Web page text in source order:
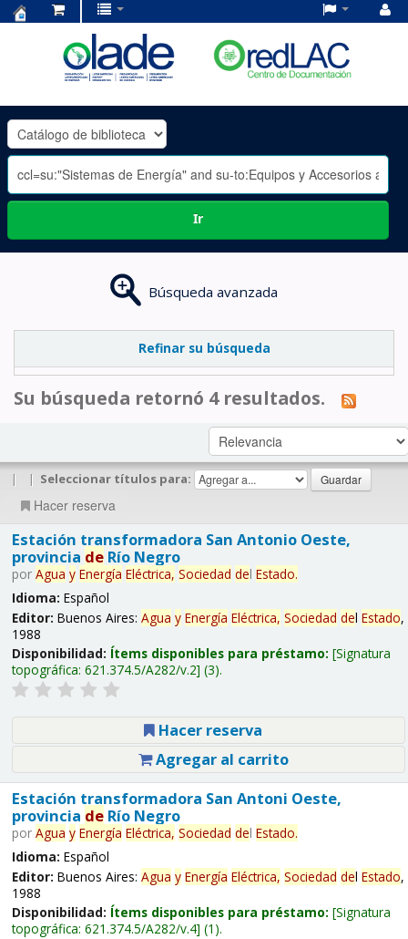
OLADE
-
Ir
Búsqueda avanzada
Refinar su búsqueda
Su búsqueda retornó 4 resultados.
| | Seleccionar títulos para:
Hacer reserva
Estación transformadora San Antonio Oeste,
provincia deRío Negro
por Agua y Energía Eléctrica, Sociedad del Estado.
Idioma: Español
Editor: Buenos Aires: Agua y Energía Eléctrica, Sociedad del Estado,
1988
Disponibilidad: Ítems disponibles para préstamo: Signatura
topográfica: 621.374.5/A282/v.2 (3).
Hacer reserva
Agregar al carrito
Estación transformadora San Antoni Oeste,
provincia deRío Negro
por Agua y Energía Eléctrica, Sociedad del Estado.
Idioma: Español
Editor: Buenos Aires: Agua y Energía Eléctrica, Sociedad del Estado,
1988
Disponibilidad: Ítems disponibles para préstamo: Signatura
topográfica: 621.374.5/A282/v.4 (1).